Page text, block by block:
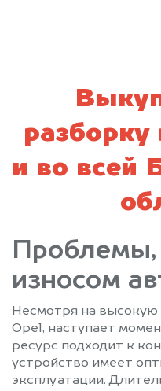
разборку
и во всей
Проблемы,
износом
Несмотря на
Opel, наступает
ресурс подходит к
устройство имеет
эксплуатации.